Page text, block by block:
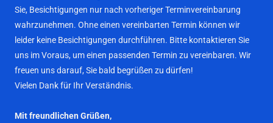
Sie, Besichtigungen nur nach vorheriger Terminvereinbarung
wahrzunehmen. Ohne einen vereinbarten Termin können wir
leider keine Besichtigungen durchführen. Bitte kontaktieren Sie
uns im Voraus, um einen passenden Termin zu vereinbaren. Wir
freuen uns darauf, Sie bald begrüßen zu dürfen!
Vielen Dank für Ihr Verständnis.
Mit freundlichen Grüßen,